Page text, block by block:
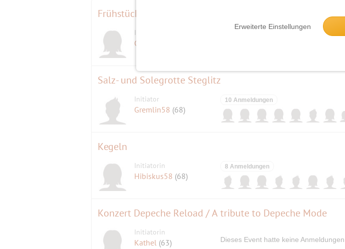
Erweiterte Einstellungen
Frühstück und dann wandern
Initiatorin
Gisela
Salz- und Solegrotte Steglitz
Initiator
Gremlin58 (68)
10 Anmeldungen
Kegeln
Initiatorin
Hibiskus58 (68)
8 Anmeldungen
Konzert Depeche Reload / A tribute to Depeche Mode
Initiatorin
Kathel (63) Dieses Event hatte keine Anmeldungen